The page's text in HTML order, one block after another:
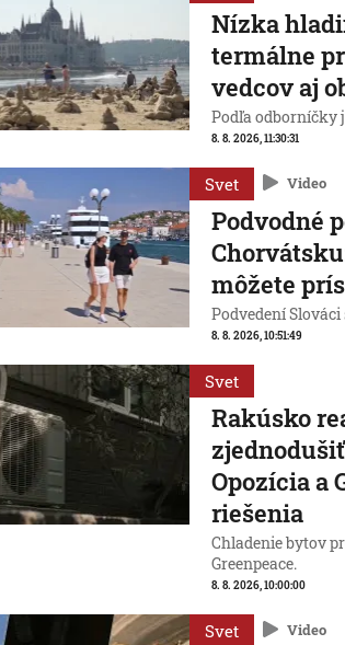
Nízka
termálne
vedcov aj
Podľa odborníčky
8. 8. 2026, 11:30:31
Svet Video
Podvodné
môžete
Podvedení
8. 8. 2026, 10:51:49
Svet
Rakúsko
Opozícia a
riešenia
Chladenie bytov
Greenpeace.
8. 8. 2026, 10:00:00
Svet Video